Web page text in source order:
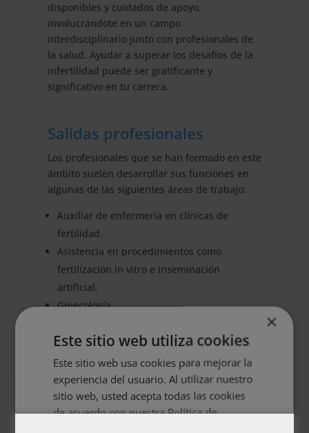
disponibles y cuidados de apoyo,
involucrándote en un campo
interdisciplinario junto con profesionales de
la salud. Ayudar a superar los desafíos de la
infertilidad puede ser gratificante y
significativo en tu carrera.
Salidas profesionales
Los profesionales que se han formado en este
ámbito suelen desarrollar sus funciones en
algunas de las siguientes áreas de trabajo:
Auxiliar de enfermería en clínicas de
fertilidad.
Asistencia en procedimientos como
fertilización in vitro e inseminación
artificial.
Ginecología.
Educación.
Investigación y desarrollo.
Objetivos de la maestría
×
Este sitio web utiliza cookies
Este sitio web usa cookies para mejorar la
experiencia del usuario. Al utilizar nuestro
sitio web, usted acepta todas las cookies
de acuerdo con nuestra Política de